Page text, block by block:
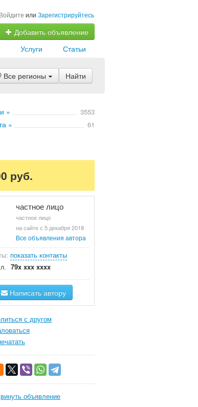
Войдите или Зарегистрируйтесь
Добавить объявление
Статьи
Услуги
Все регионы Найти
» 3553
» 61
руб.
частное лицо
частное лицо
на сайте с 5 декабря 2018
Все объявления автора
показать контакты
79x xxx xxxx
Написать автору
с другом
объявление